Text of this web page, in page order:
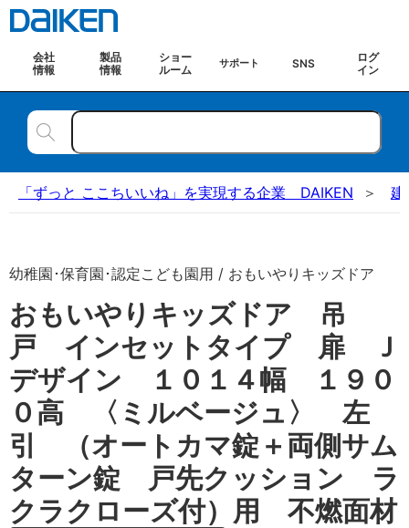
会社
情報
製品
情報
ショー
ルーム
サポート SNS
ログ
イン
「ずっと ここちいいね」を実現する企業 DAIKEN 建
幼稚園･保育園･認定こども園用 / おもいやりキッズドア
おもいやりキッズドア 吊
戸 インセットタイプ 扉 Ｊ
デザイン １０１４幅 １９０
０高 〈ミルベージュ〉 左
引 （オートカマ錠＋両側サム
ターン錠 戸先クッション ラ
クラクローズ付）用 不燃面材